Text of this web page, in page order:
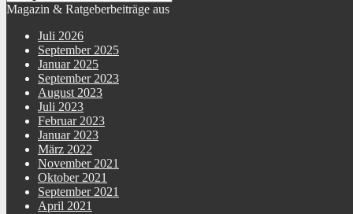
Magazin & Ratgeberbeiträge aus
Juli 2026
September 2025
Januar 2025
September 2023
August 2023
Juli 2023
Februar 2023
Januar 2023
März 2022
November 2021
Oktober 2021
September 2021
April 2021